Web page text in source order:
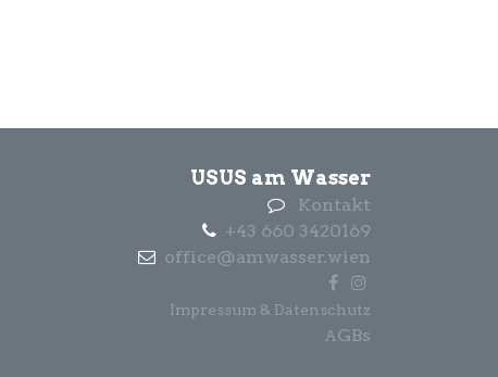
USUS am Wasser
Kontakt
+43 660 3420169
office@amwasser.wien
Impressum & Datenschutz
AGBs